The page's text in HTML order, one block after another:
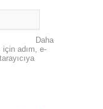
Daha
için adım, e-